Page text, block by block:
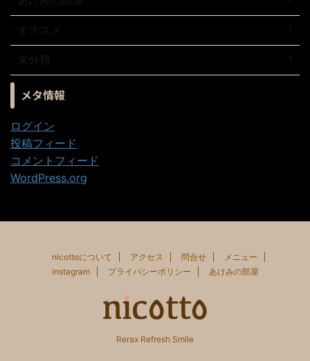
オススメ
未分類
メタ情報
ログイン
投稿フィード
コメントフィード
WordPress.org
nicottoについて アクセス 問合せ
メニュー
instagram
プライバシーポリシー あけみの部屋
Rerax Refresh Smile